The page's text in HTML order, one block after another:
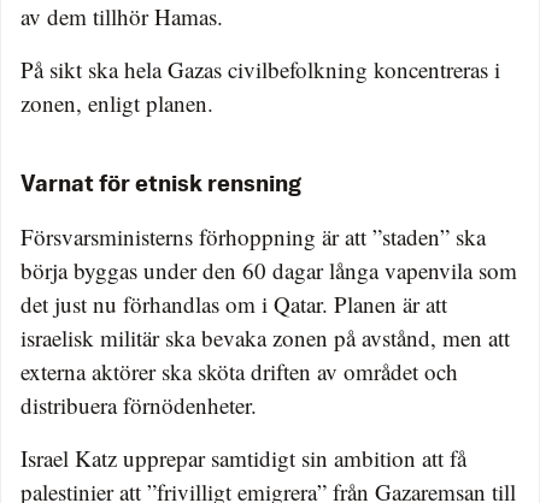
av dem tillhör Hamas.
På sikt ska hela Gazas civilbefolkning koncentreras i
zonen, enligt planen.
Varnat för etnisk rensning
Försvarsministerns förhoppning är att ”staden” ska
börja byggas under den 60 dagar långa vapenvila som
det just nu förhandlas om i Qatar. Planen är att
israelisk militär ska bevaka zonen på avstånd, men att
externa aktörer ska sköta driften av området och
distribuera förnödenheter.
Israel Katz upprepar samtidigt sin ambition att få
palestinier att ”frivilligt emigrera” från Gazaremsan till